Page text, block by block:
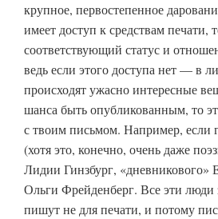
крупное, первостепенное
имеет доступ к средствам печати,
соответствующий статус и
ведь если этого доступа нет — в
происходят ужасно интересные
шанса быть опубликованным, то
с твоим письмом. Например, если
(хотя это, конечно, очень даже
Лидии Гинзбург, «дневникового»
Ольги Фрейденберг. Все эти люди
пишут не для печати, и потому